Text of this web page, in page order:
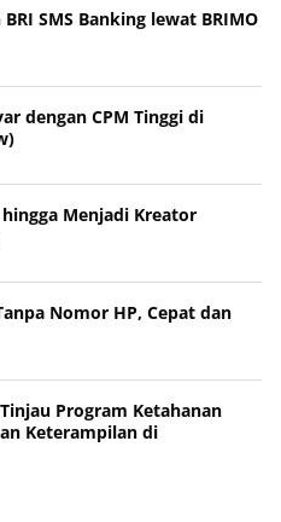
SMS Banking lewat BRIMO
dengan CPM Tinggi di
Menjadi Kreator
Nomor HP, Cepat dan
Program Ketahanan
Keterampilan di